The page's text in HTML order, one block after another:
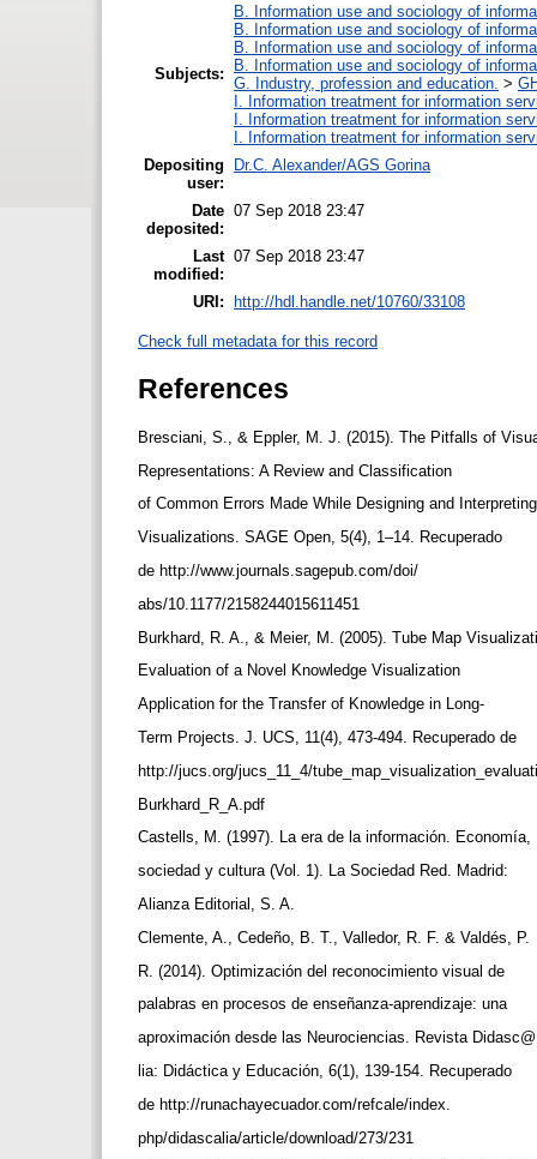
Subjects:
B. Information use and sociology of
B. Information use and sociology of
B. Information use and sociology of
B. Information use and sociology of
G. Industry, profession and education. >
I. Information treatment for information
I. Information treatment for information
I. Information treatment for information
Depositing
user:
Dr.C. Alexander/AGS Gorina
Date
deposited:
07 Sep 2018 23:47
Last
modified:
07 Sep 2018 23:47
URI: http://hdl.handle.net/10760/33108
Check full metadata for this record
References
Bresciani, S., & Eppler, M. J. (2015). The Pitfalls of
Representations: A Review and Classification
of Common Errors Made While Designing and
Visualizations. SAGE Open, 5(4), 1–14. Recuperado
de http://www.journals.sagepub.com/doi/
abs/10.1177/2158244015611451
Burkhard, R. A., & Meier, M. (2005). Tube Map
Evaluation of a Novel Knowledge Visualization
Application for the Transfer of Knowledge in Long-
Term Projects. J. UCS, 11(4), 473-494. Recuperado de
http://jucs.org/jucs_11_4/
Burkhard_R_A.pdf
Castells, M. (1997). La era de la información. Economía,
sociedad y cultura (Vol. 1). La Sociedad Red. Madrid:
Alianza Editorial, S. A.
Clemente, A., Cedeño, B. T., Valledor, R. F. & Valdés, P.
R. (2014). Optimización del reconocimiento visual de
palabras en procesos de enseñanza-aprendizaje: una
aproximación desde las Neurociencias. Revista
lia: Didáctica y Educación, 6(1), 139-154. Recuperado
de http://runachayecuador.com/refcale/index.
php/didascalia/article/download/273/231